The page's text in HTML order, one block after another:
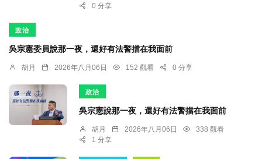
0 分享
政治
吳宗憲委員說那一夜，還好有法警擋在我面前
胡月 2026年八月06日 152 觀看 0 分享
政治
吳宗憲說那一夜，還好有法警擋在我面前
胡月 2026年八月06日
338 觀看
1 分享